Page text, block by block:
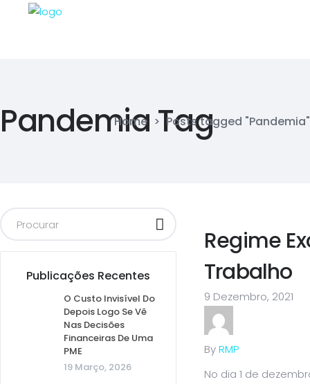
Pandemia Tag
Home > Posts tagged "Pandemia"
Publicações Recentes
O Custo Invisível Do
Depois Logo Se Vê
Nas Decisões
Financeiras De Uma
PME
19 Março, 2026
Regime
Trabalho
9 Dezembro, 2021
ByRMP
No dia 1 de